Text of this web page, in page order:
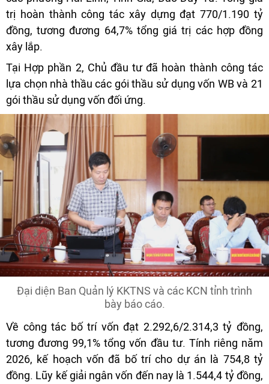
trị hoàn thành công tác xây dựng đạt 770/1.190 tỷ
đồng, tương đương 64,7% tổng giá trị các hợp đồng
xây lắp.
Tại Hợp phần 2, Chủ đầu tư đã hoàn thành công tác
lựa chọn nhà thầu các gói thầu sử dụng vốn WB và 21
gói thầu sử dụng vốn đối ứng.
Đại diện Ban Quản lý KKTNS và các KCN tỉnh trình
bày báo cáo.
Về công tác bố trí vốn đạt 2.292,6/2.314,3 tỷ đồng,
tương đương 99,1% tổng vốn đầu tư. Tính riêng năm
2026, kế hoạch vốn đã bố trí cho dự án là 754,8 tỷ
đồng. Lũy kế giải ngân vốn đến nay là 1.544,4 tỷ đồng,